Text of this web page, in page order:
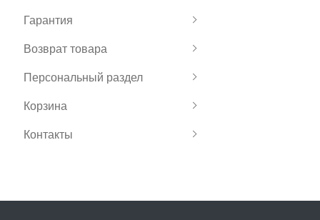
Гарантия
Возврат товара
Персональный раздел
Корзина
Контакты